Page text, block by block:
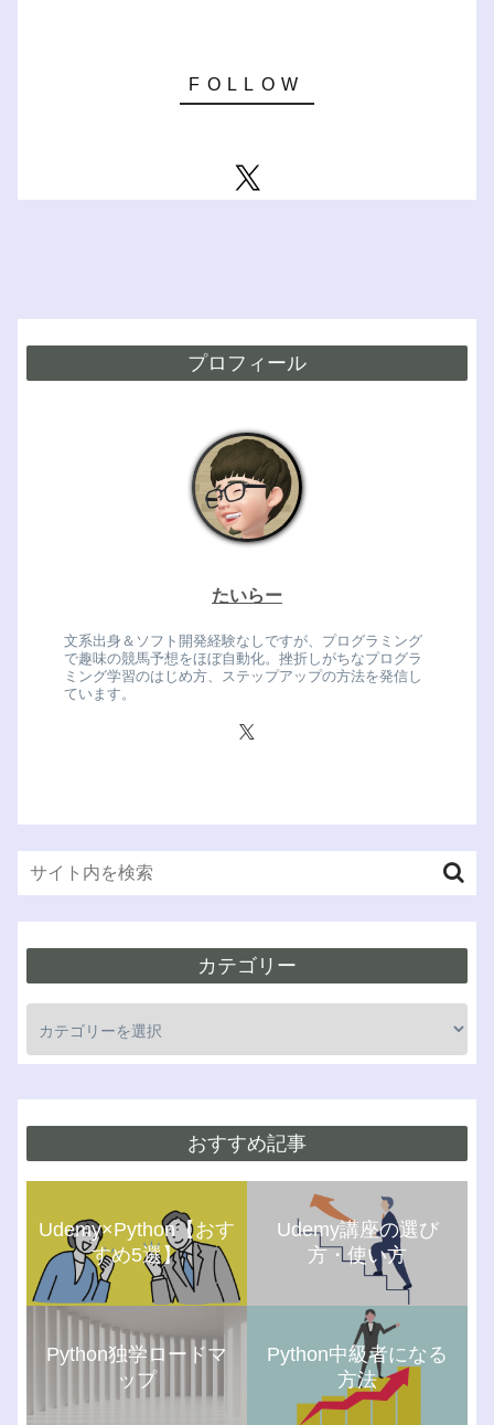
プロフィール
たいらー
文系出身＆ソフト開発経験なしですが、プログラミング
で趣味の競馬予想をほぼ自動化。挫折しがちなプログラ
ミング学習のはじめ方、ステップアップの方法を発信し
ています。
カテゴリー
おすすめ記事
Udemy×Python【おす
すめ5選】
Udemy講座の選び
方・使い方
Python独学ロードマ
ップ
Python中級者になる
方法